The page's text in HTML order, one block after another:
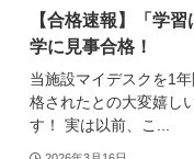
【合格速報】「学
学に見事合格！
当施設マイデスクを1
格されたとの大変嬉し
す！ 実は以前、こ...